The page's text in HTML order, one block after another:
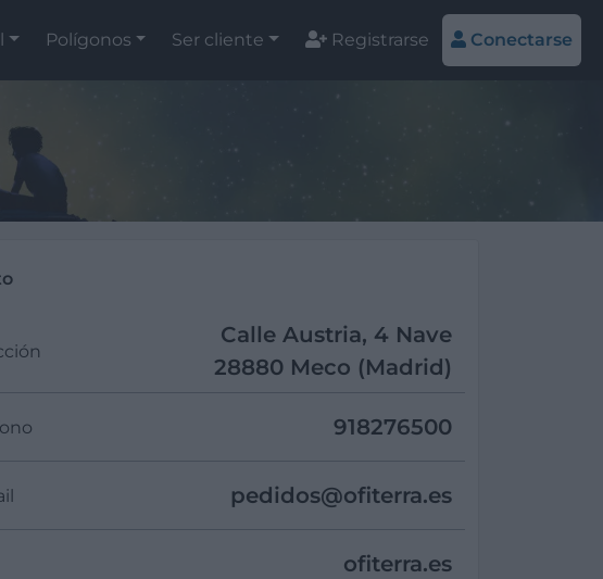
Polígonos Ser cliente Registrarse Conectarse
Calle Austria, 4 Nave
28880 Meco (Madrid)
918276500
pedidos@ofiterra.es
ofiterra.es